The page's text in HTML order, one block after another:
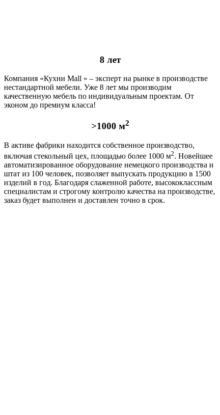
8 лет
Компания «Кухни Mall » – эксперт на рынке в производстве
нестандартной мебели. Уже 8 лет мы производим
качественную мебель по индивидуальным проектам. От
эконом до премиум класса!
>1000 м2
В активе фабрики находится собственное производство,
включая стекольный цех, площадью более 1000 м2. Новейшее
автоматизированное оборудование немецкого производства и
штат из 100 человек, позволяет выпускать продукцию в 1500
изделий в год. Благодаря слаженной работе, высококлассным
специалистам и строгому контролю качества на производстве,
заказ будет выполнен и доставлен точно в срок.